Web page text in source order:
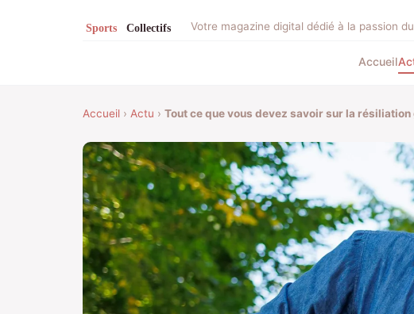
Votre magazine digital dédié à la passion
Accueil
Accueil › Actu › Tout ce que vous devez savoir sur la